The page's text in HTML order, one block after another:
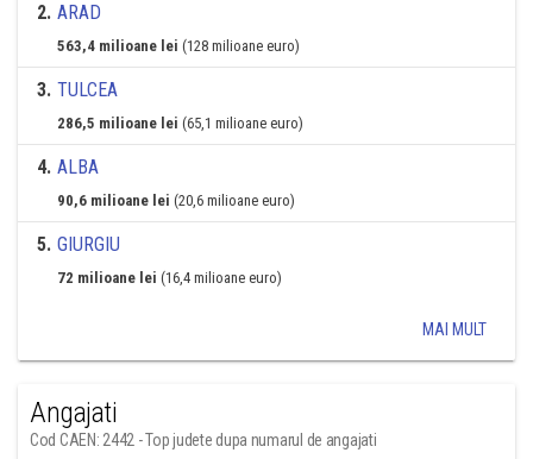
2. ARAD
563,4 milioane lei (128 milioane euro)
3. TULCEA
286,5 milioane lei (65,1 milioane euro)
4. ALBA
90,6 milioane lei (20,6 milioane euro)
5. GIURGIU
72 milioane lei (16,4 milioane euro)
MAI MULT
Angajati
Cod CAEN: 2442 - Top judete dupa numarul de angajati